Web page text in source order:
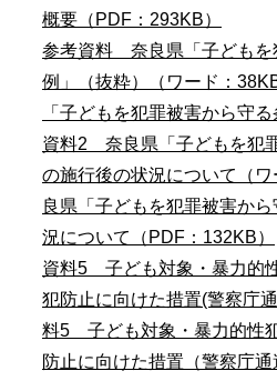
概要（PDF：293KB）
参考資料 奈良県「子どもを
例」（抜粋）（ワード：38KB
「子どもを犯罪被害から守
資料2 奈良県「子どもを犯
の施行後の状況について（ワ
良県「子どもを犯罪被害か
況について（PDF：132KB）
資料5 子ども対象・暴力的
犯防止に向けた措置(警察庁
料5 子ども対象・暴力的性
防止に向けた措置（警察庁通